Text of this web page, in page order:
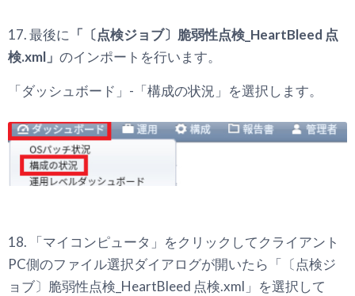
17. 最後に 「〔点検ジョブ〕脆弱性点検_HeartBleed 点
検.xml」 のインポートを行います。
「ダッシュボード」-「構成の状況」を選択します。
18. 「マイコンピュータ」をクリックしてクライアント
PC側のファイル選択ダイアログが開いたら「〔点検ジ
ョブ〕脆弱性点検_HeartBleed 点検.xml」を選択して